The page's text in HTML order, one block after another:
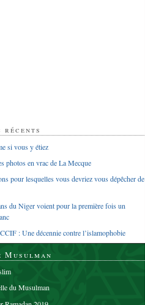
si vous y étiez
photos en vrac de La Mecque
pour lesquelles vous devriez vous dépêcher de
du Niger voient pour la première fois un
: Une décennie contre l’islamophobie
Musulman
du Musulman